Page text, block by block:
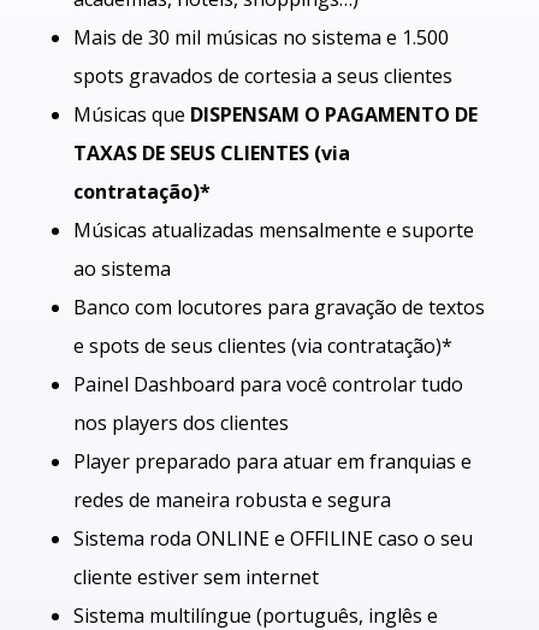
Mais de 30 mil músicas no sistema e 1.500
spots gravados de cortesia a seus clientes
Músicas que DISPENSAM O PAGAMENTO DE
TAXAS DE SEUS CLIENTES (via
contratação)*
Músicas atualizadas mensalmente e suporte
ao sistema
Banco com locutores para gravação de textos
e spots de seus clientes (via contratação)*
Painel Dashboard para você controlar tudo
nos players dos clientes
Player preparado para atuar em franquias e
redes de maneira robusta e segura
Sistema roda ONLINE e OFFILINEcaso o seu
cliente estiver sem internet
Sistema multilíngue (português, inglês e